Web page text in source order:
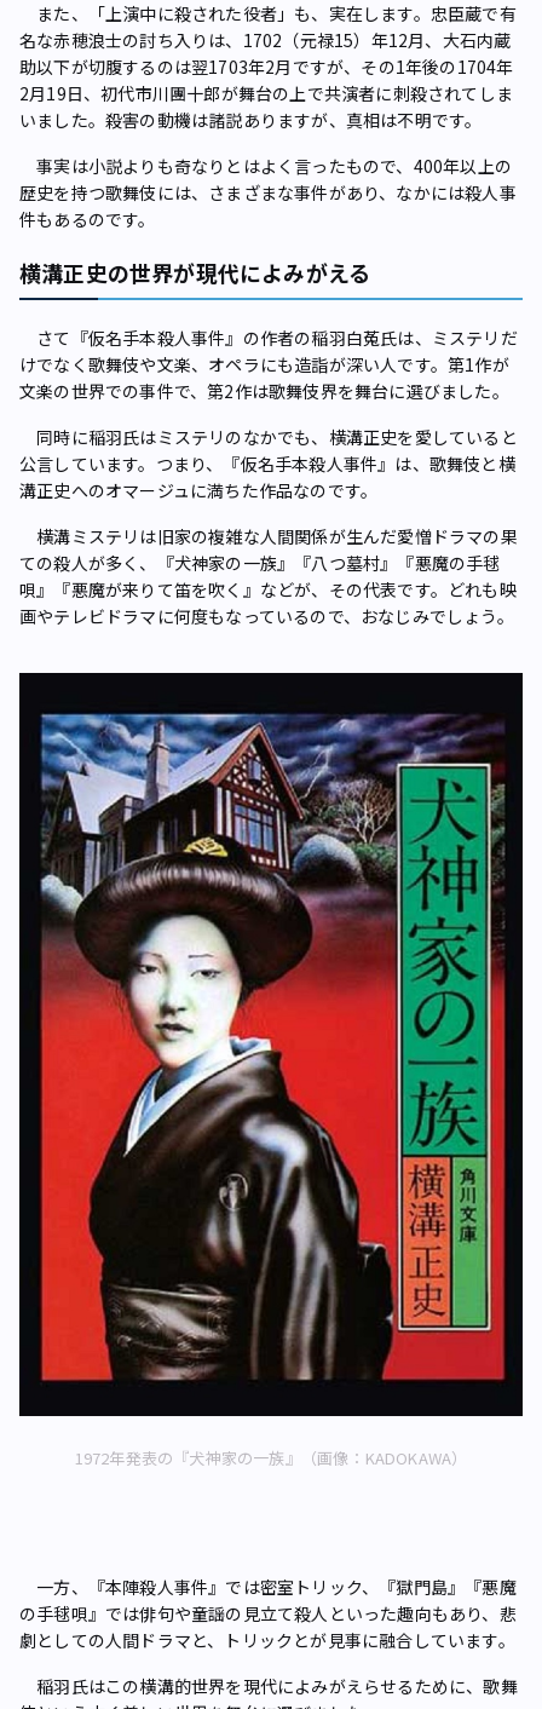
また、「上演中に殺された役者」も、実在します。忠臣蔵で有
名な赤穂浪士の討ち入りは、1702（元禄15）年12月、大石内蔵
助以下が切腹するのは翌1703年2月ですが、その1年後の1704年
2月19日、初代市川團十郎が舞台の上で共演者に刺殺されてしま
いました。殺害の動機は諸説ありますが、真相は不明です。
事実は小説よりも奇なりとはよく言ったもので、400年以上の
歴史を持つ歌舞伎には、さまざまな事件があり、なかには殺人事
件もあるのです。
横溝正史の世界が現代によみがえる
さて『仮名手本殺人事件』の作者の稲羽白菟氏は、ミステリだ
けでなく歌舞伎や文楽、オペラにも造詣が深い人です。第1作が
文楽の世界での事件で、第2作は歌舞伎界を舞台に選びました。
同時に稲羽氏はミステリのなかでも、横溝正史を愛していると
公言しています。つまり、『仮名手本殺人事件』は、歌舞伎と横
溝正史へのオマージュに満ちた作品なのです。
横溝ミステリは旧家の複雑な人間関係が生んだ愛憎ドラマの果
ての殺人が多く、『犬神家の一族』『八つ墓村』『悪魔の手毬
唄』『悪魔が来りて笛を吹く』などが、その代表です。どれも映
画やテレビドラマに何度もなっているので、おなじみでしょう。
1972年発表の『犬神家の一族』（画像：KADOKAWA）
一方、『本陣殺人事件』では密室トリック、『獄門島』『悪魔
の手毬唄』では俳句や童謡の見立て殺人といった趣向もあり、悲
劇としての人間ドラマと、トリックとが見事に融合しています。
稲羽氏はこの横溝的世界を現代によみがえらせるために、歌舞